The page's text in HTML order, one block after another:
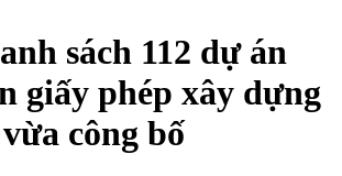
sách 112 dự án
giấy phép xây dựng
công bố